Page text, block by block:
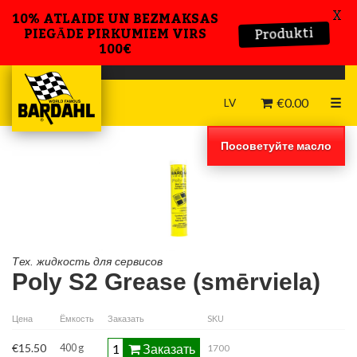
LV
Посоветуйте масло
€0.00 ☰
Тех. жидкость для сервисов
Poly S2 Grease (smērviela)
Цена Ёмкость Заказать SKU
€15.50 400 g Заказать 1700
10% ATLAIDE UN BEZMAKSAS
PIEGĀDE PIRKUMIEM VIRS
100€ Produkti
X